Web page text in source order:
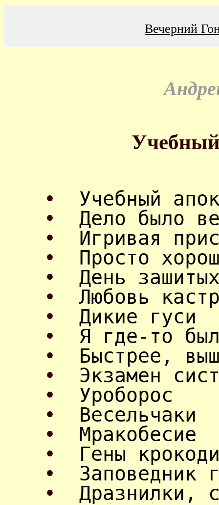
Вечерний
• Учебный
• Дело было
• Игривая
• Просто
• День
• Любовь
• Дикие гуси
• Я где-то
• Быстрее,
• Экзамен
• Уроборос
• Весельчаки
• Мракобесие
• Гены
• Заповедник
• Дразнилки,